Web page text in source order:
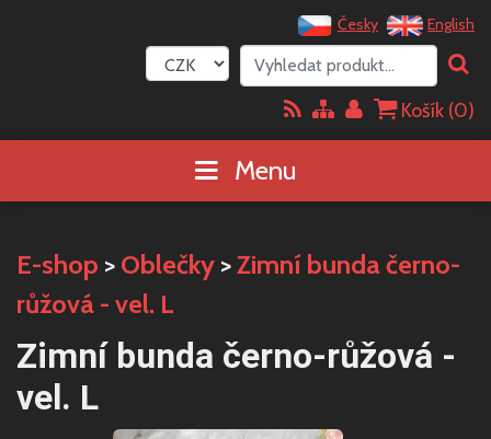
Česky English
Košík (0)
Menu
E-shop > Oblečky >Zimní bunda černo-
růžová - vel. L
Zimní bunda černo-růžová -
vel. L